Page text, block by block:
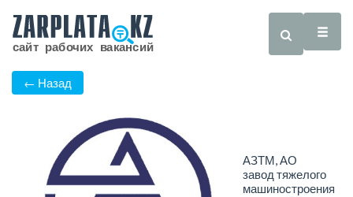
← Назад
АЗТМ, АО
завод тяжелого
машиностроения